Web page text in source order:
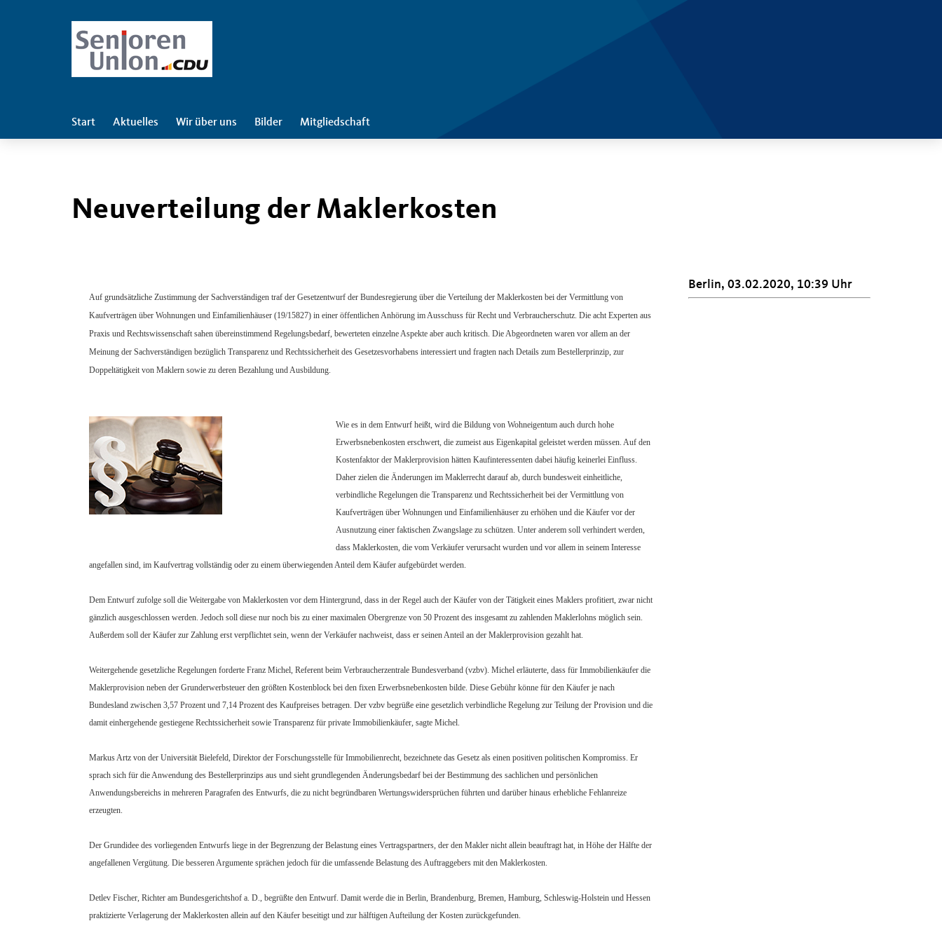
Start Aktuelles Wir über uns Bilder Mitgliedschaft
Neuverteilung der Maklerkosten
Auf grundsätzliche Zustimmung der Sachverständigen traf der Gesetzentwurf der Bundesregierung über die Verteilung der Maklerkosten bei der Vermittlung von
Kaufverträgen über Wohnungen und Einfamilienhäuser (19/15827) in einer öffentlichen Anhörung im Ausschuss für Recht und Verbraucherschutz. Die acht Experten aus
Praxis und Rechtswissenschaft sahen übereinstimmend Regelungsbedarf, bewerteten einzelne Aspekte aber auch kritisch. Die Abgeordneten waren vor allem an der
Meinung der Sachverständigen bezüglich Transparenz und Rechtssicherheit des Gesetzesvorhabens interessiert und fragten nach Details zum Bestellerprinzip, zur
Doppeltätigkeit von Maklern sowie zu deren Bezahlung und Ausbildung.
Wie es in dem Entwurf heißt, wird die Bildung von Wohneigentum auch durch hohe
Erwerbsnebenkosten erschwert, die zumeist aus Eigenkapital geleistet werden müssen. Auf den
Kostenfaktor der Maklerprovision hätten Kaufinteressenten dabei häufig keinerlei Einfluss.
Daher zielen die Änderungen im Maklerrecht darauf ab, durch bundesweit einheitliche,
verbindliche Regelungen die Transparenz und Rechtssicherheit bei der Vermittlung von
Kaufverträgen über Wohnungen und Einfamilienhäuser zu erhöhen und die Käufer vor der
Ausnutzung einer faktischen Zwangslage zu schützen. Unter anderem soll verhindert werden,
dass Maklerkosten, die vom Verkäufer verursacht wurden und vor allem in seinem Interesse
angefallen sind, im Kaufvertrag vollständig oder zu einem überwiegenden Anteil dem Käufer aufgebürdet werden.
Dem Entwurf zufolge soll die Weitergabe von Maklerkosten vor dem Hintergrund, dass in der Regel auch der Käufer von der Tätigkeit eines Maklers profitiert, zwar nicht
gänzlich ausgeschlossen werden. Jedoch soll diese nur noch bis zu einer maximalen Obergrenze von 50 Prozent des insgesamt zu zahlenden Maklerlohns möglich sein.
Außerdem soll der Käufer zur Zahlung erst verpflichtet sein, wenn der Verkäufer nachweist, dass er seinen Anteil an der Maklerprovision gezahlt hat.
Weitergehende gesetzliche Regelungen forderte Franz Michel, Referent beim Verbraucherzentrale Bundesverband (vzbv). Michel erläuterte, dass für Immobilienkäufer die
Maklerprovision neben der Grunderwerbsteuer den größten Kostenblock bei den fixen Erwerbsnebenkosten bilde. Diese Gebühr könne für den Käufer je nach
Bundesland zwischen 3,57 Prozent und 7,14 Prozent des Kaufpreises betragen. Der vzbv begrüße eine gesetzlich verbindliche Regelung zur Teilung der Provision und die
damit einhergehende gestiegene Rechtssicherheit sowie Transparenz für private Immobilienkäufer, sagte Michel.
Markus Artz von der Universität Bielefeld, Direktor der Forschungsstelle für Immobilienrecht, bezeichnete das Gesetz als einen positiven politischen Kompromiss. Er
sprach sich für die Anwendung des Bestellerprinzips aus und sieht grundlegenden Änderungsbedarf bei der Bestimmung des sachlichen und persönlichen
Anwendungsbereichs in mehreren Paragrafen des Entwurfs, die zu nicht begründbaren Wertungswidersprüchen führten und darüber hinaus erhebliche Fehlanreize
erzeugten.
Der Grundidee des vorliegenden Entwurfs liege in der Begrenzung der Belastung eines Vertragspartners, der den Makler nicht allein beauftragt hat, in Höhe der Hälfte der
angefallenen Vergütung. Die besseren Argumente sprächen jedoch für die umfassende Belastung des Auftraggebers mit den Maklerkosten.
Detlev Fischer, Richter am Bundesgerichtshof a. D., begrüßte den Entwurf. Damit werde die in Berlin, Brandenburg, Bremen, Hamburg, Schleswig-Holstein und Hessen
praktizierte Verlagerung der Maklerkosten allein auf den Käufer beseitigt und zur hälftigen Aufteilung der Kosten zurückgefunden.
Berlin, 03.02.2020, 10:39 Uhr